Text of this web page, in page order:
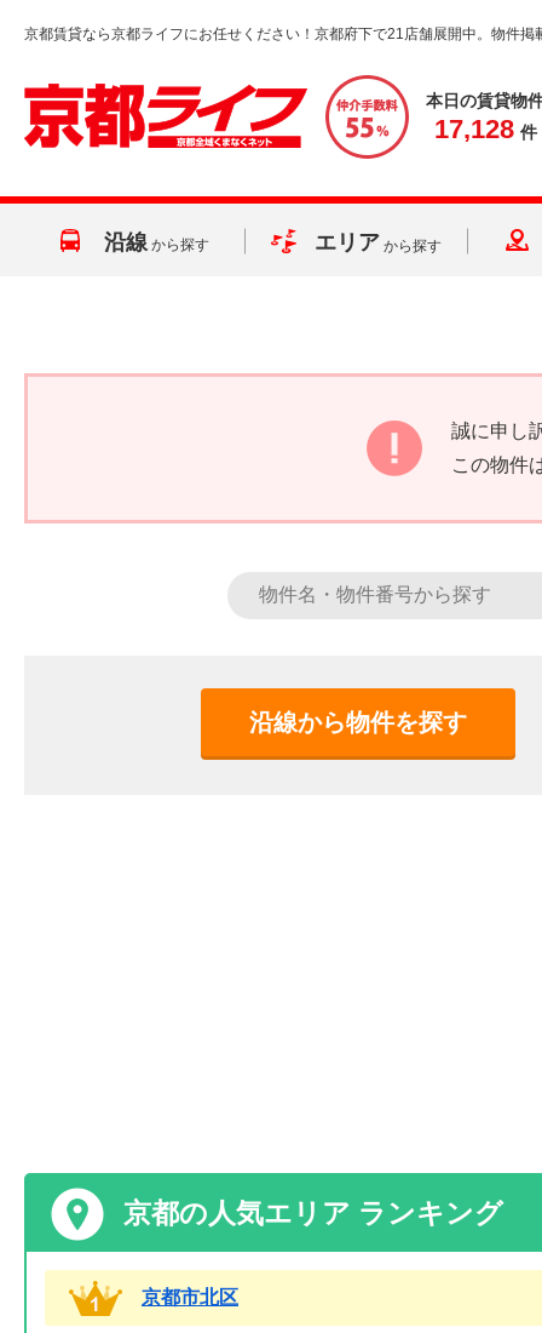
京都賃貸なら京都ライフにお任せください！京都府下で21店舗展開中。物件掲
本日の賃貸物
17,128 件
沿線 から探す エリア から探す
誠に申し
この物件
沿線から物件を探す
京都の人気エリア ランキング
京都市北区